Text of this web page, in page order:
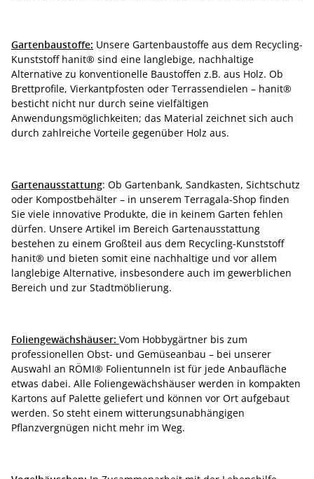
Gartenbaustoffe: Unsere Gartenbaustoffe aus dem Recycling-
Kunststoff hanit® sind eine langlebige, nachhaltige
Alternative zu konventionelle Baustoffen z.B. aus Holz. Ob
Brettprofile, Vierkantpfosten oder Terrassendielen – hanit®
besticht nicht nur durch seine vielfältigen
Anwendungsmöglichkeiten; das Material zeichnet sich auch
durch zahlreiche Vorteile gegenüber Holz aus.
Gartenausstattung: Ob Gartenbank, Sandkasten, Sichtschutz
oder Kompostbehälter – in unserem Terragala-Shop finden
Sie viele innovative Produkte, die in keinem Garten fehlen
dürfen. Unsere Artikel im Bereich Gartenausstattung
bestehen zu einem Großteil aus dem Recycling-Kunststoff
hanit® und bieten somit eine nachhaltige und vor allem
langlebige Alternative, insbesondere auch im gewerblichen
Bereich und zur Stadtmöblierung.
Foliengewächshäuser: Vom Hobbygärtner bis zum
professionellen Obst- und Gemüseanbau – bei unserer
Auswahl an RÖMI® Folientunneln ist für jede Anbaufläche
etwas dabei. Alle Foliengewächshäuser werden in kompakten
Kartons auf Palette geliefert und können vor Ort aufgebaut
werden. So steht einem witterungsunabhängigen
Pflanzvergnügen nicht mehr im Weg.